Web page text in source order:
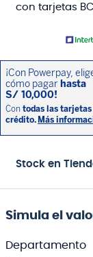
con tarjetas
Stock en
Simula el
Departamento